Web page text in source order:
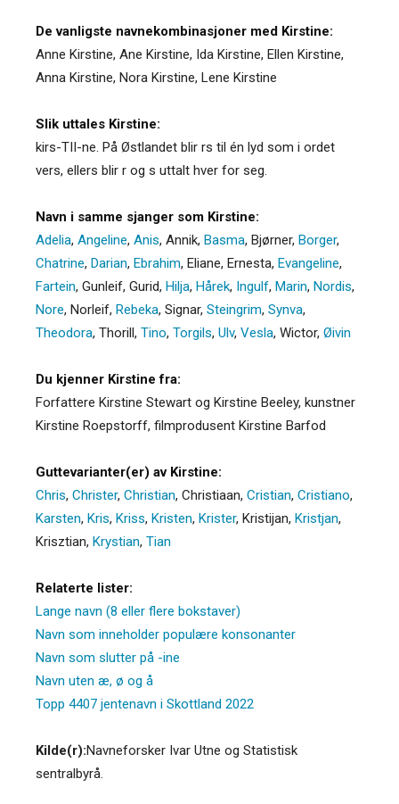
De vanligste navnekombinasjoner med Kirstine:
Anne Kirstine, Ane Kirstine, Ida Kirstine, Ellen Kirstine,
Anna Kirstine, Nora Kirstine, Lene Kirstine
Slik uttales Kirstine:
kirs-TII-ne. På Østlandet blir rs til én lyd som i ordet
vers, ellers blir r og s uttalt hver for seg.
Navn i samme sjanger som Kirstine:
Adelia, Angeline, Anis, Annik, Basma, Bjørner, Borger,
Chatrine, Darian, Ebrahim, Eliane, Ernesta, Evangeline,
Fartein, Gunleif, Gurid, Hilja, Hårek, Ingulf, Marin, Nordis,
Nore, Norleif, Rebeka, Signar, Steingrim, Synva,
Theodora, Thorill, Tino, Torgils, Ulv, Vesla, Wictor, Øivin
Du kjenner Kirstine fra:
Forfattere Kirstine Stewart og Kirstine Beeley, kunstner
Kirstine Roepstorff, filmprodusent Kirstine Barfod
Guttevarianter(er) av Kirstine:
Chris, Christer, Christian, Christiaan, Cristian, Cristiano,
Karsten, Kris, Kriss, Kristen, Krister, Kristijan, Kristjan,
Krisztian, Krystian, Tian
Relaterte lister:
Lange navn (8 eller flere bokstaver)
Navn som inneholder populære konsonanter
Navn som slutter på -ine
Navn uten æ, ø og å
Topp 4407 jentenavn i Skottland 2022
Kilde(r):Navneforsker Ivar Utne og Statistisk
sentralbyrå.